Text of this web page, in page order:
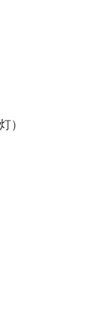
）